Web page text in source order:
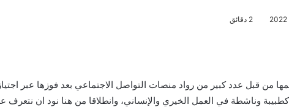
2 دقائق
قبل عدد كبير من رواد منصات التواصل الاجتماعي بعد فوزها عبر
وناشطة في العمل الخيري والإنساني، وانطلاقا من هنا نود ان